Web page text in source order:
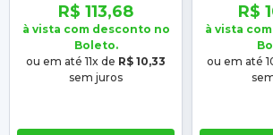
R$ 113,68
à vista com desconto no
Boleto.
ou em até 11x de R$ 10,33
sem juros
R$
à vista
ou em até